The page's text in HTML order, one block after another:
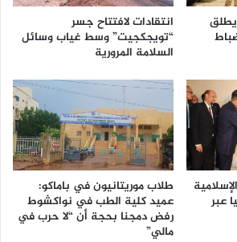
انتقادات لافتتاح جسر
“تويجكجيت” وسط غياب وسائل
السلامة المرورية
عبر
طلاب موريتانيون في باماكو:
عميد كلية الطب في نواكشوط
رفض دمجنا بحجة أن “لا حرب في
مالي”